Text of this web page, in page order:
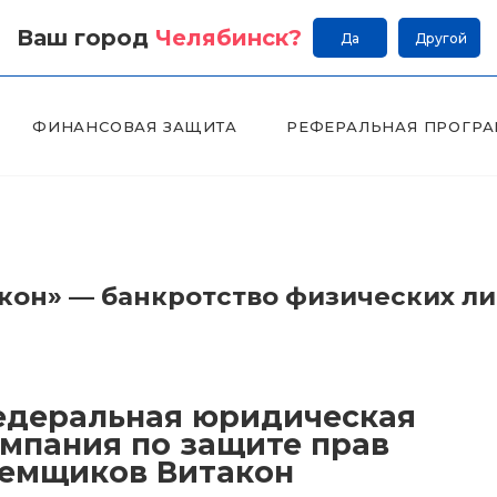
Ваш город Челябинск? Да Другой
ФИНАНСОВАЯ ЗАЩИТА РЕФЕРАЛЬНАЯ
— банкротство физических
юридическая
по защите прав
Витакон